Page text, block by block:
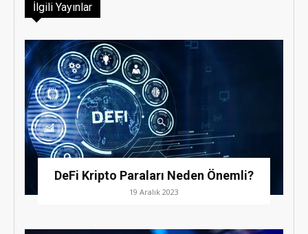
İlgili Yayınlar
DeFi Kripto Paraları Neden Önemli?
19 Aralık 2023